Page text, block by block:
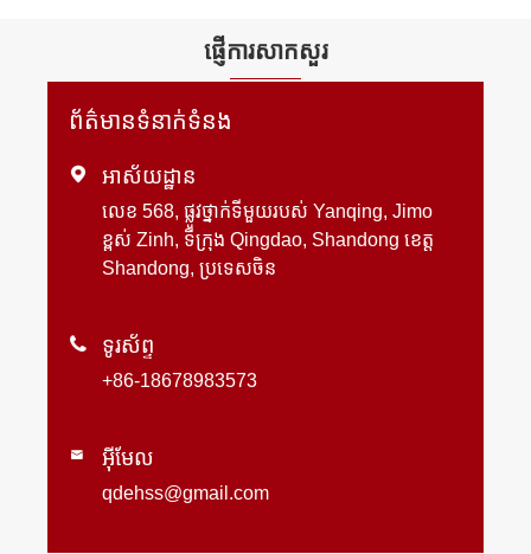
ផ្ញើការសាកសួរ
ព័ត៌មានទំនាក់ទំនង
 អាស័យដ្ឋាន
លេខ 568, ផ្លូវថ្នាក់ទីមួយរបស់ Yanqing, Jimo
ខ្ពស់ Zinh, ទីក្រុង Qingdao, Shandong ខេត្ត
Shandong, ប្រទេសចិន
 ទូរស័ព្ទ
+86-18678983573
 អ៊ីមែល
qdehss@gmail.com